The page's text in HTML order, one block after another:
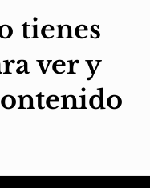
tienes
ver y